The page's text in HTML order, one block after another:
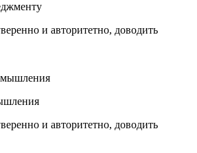
и авторитетно, доводить
и авторитетно, доводить